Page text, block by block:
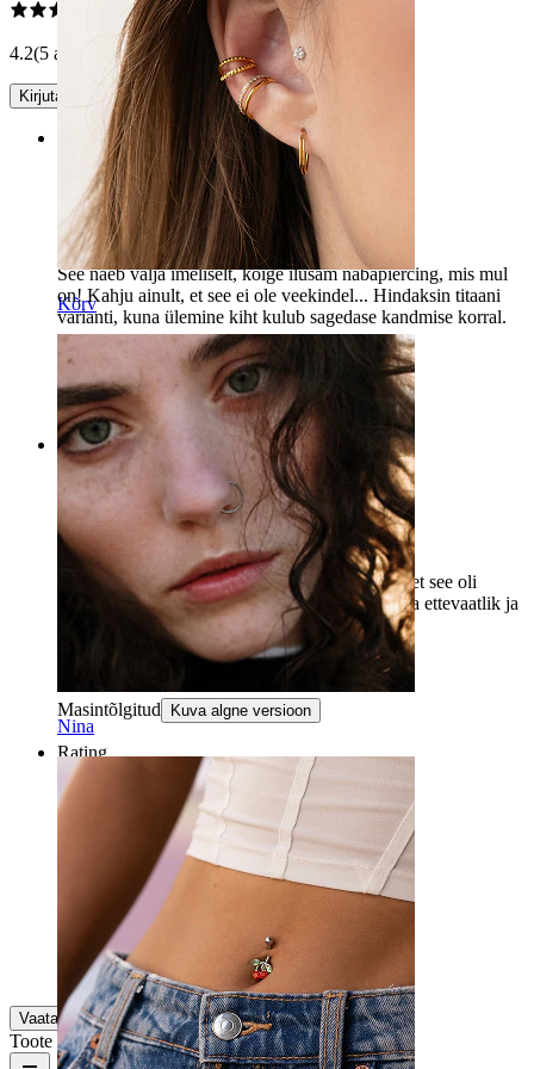
Kõrv
Nina
4.2(5 arvustust)
Kirjuta arvustus
Rating
Ilus ehe! Kahju, et see ei ole veekindel.
See näeb välja imeliselt, kõige ilusam nabapiercing, mis mul
on! Kahju ainult, et see ei ole veekindel... Hindaksin titaani
varianti, kuna ülemine kiht kulub sagedase kandmise korral.
Tina Kinnitatud ost
Masintõlgitud Kuva algne versioon
Rating
ripats tuli nädalaga lahti
Ripats kukkus alla nädala, väidetavalt seetõttu, et see oli
liimiga kinnitatud. Seda ehtega peab olema väga ettevaatlik ja
mitte magama või sportima seda kandes.
Kinnitatud ost
Masintõlgitud Kuva algne versioon
Rating
Suurepärane on suvel rannas olla!
Super fin!
Masintõlgitud Kuva algne versioon
Vaata lisaks
Toote kvaliteet